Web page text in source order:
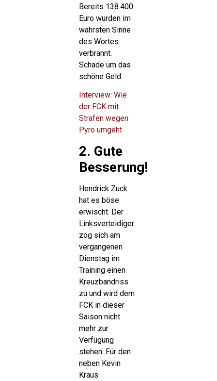
Bereits 138.400
Euro wurden im
wahrsten Sinne
des Wortes
verbrannt.
Schade um das
schöne Geld.
Interview: Wie
der FCK mit
Strafen wegen
Pyro umgeht
2. Gute
Besserung!
Hendrick Zuck
hat es böse
erwischt. Der
Linksverteidiger
zog sich am
vergangenen
Dienstag im
Training einen
Kreuzbandriss
zu und wird dem
FCK in dieser
Saison nicht
mehr zur
Verfügung
stehen. Für den
neben Kevin
Kraus